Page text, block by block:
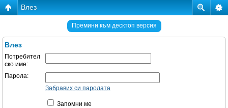
Влез
Премини към десктоп версия
Влез
Потребител
ско име:
Парола:
Забравих си паролата
Запомни ме